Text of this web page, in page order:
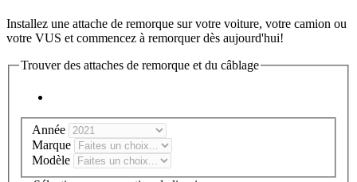
Installez une attache de remorque sur votre voiture, votre camion ou
votre VUS et commencez à remorquer dès aujourd'hui!
Trouver des attaches de remorque et du câblage
Année
Marque
Modèle